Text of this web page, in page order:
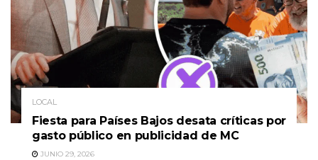
LOCAL
Fiesta para Países Bajos desata críticas por
gasto público en publicidad de MC
JUNIO 29, 2026